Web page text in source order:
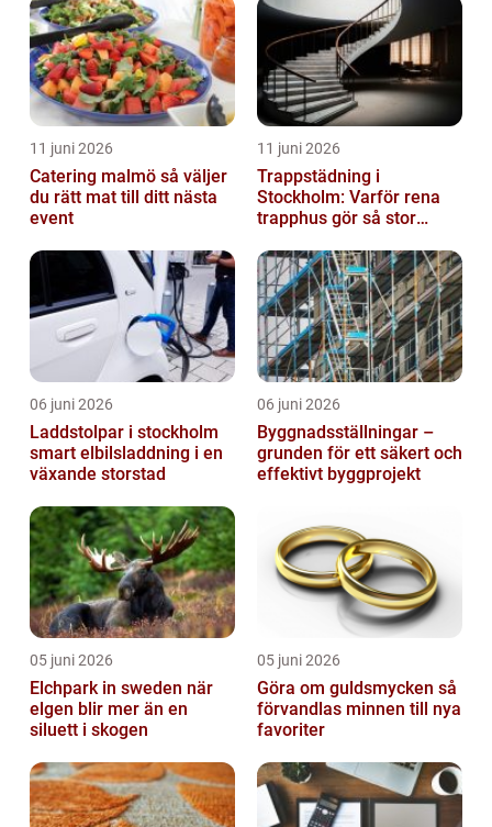
11 juni 2026
Catering malmö så väljer
du rätt mat till ditt nästa
event
11 juni 2026
Trappstädning i
Stockholm: Varför rena
trapphus gör så stor
06 juni 2026
Laddstolpar i stockholm
smart elbilsladdning i en
växande storstad
06 juni 2026
Byggnadsställningar –
grunden för ett säkert och
effektivt byggprojekt
05 juni 2026
Elchpark in sweden när
elgen blir mer än en
siluett i skogen
05 juni 2026
Göra om guldsmycken så
förvandlas minnen till nya
favoriter